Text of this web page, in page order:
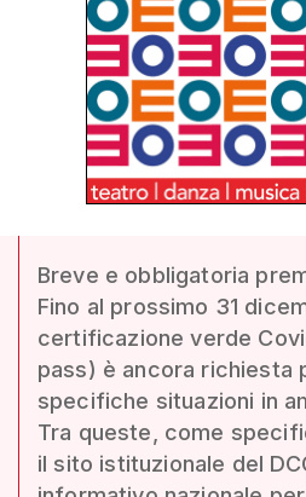
Breve e obbligatoria
Fino al prossimo 31
certificazione verde
pass) è ancora richiesta
specifiche situazioni in
Tra queste, come
il sito istituzionale del